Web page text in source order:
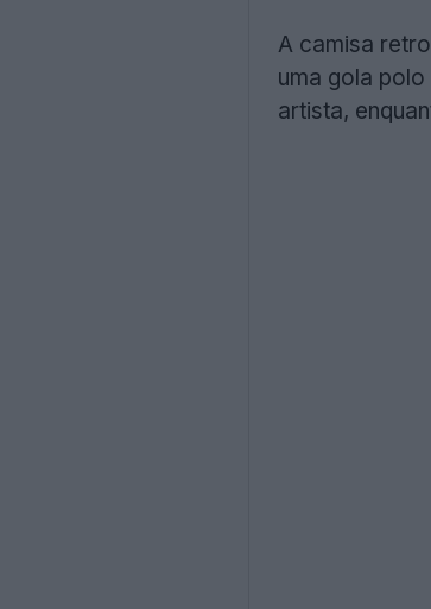
A camisa
uma gola
artista,